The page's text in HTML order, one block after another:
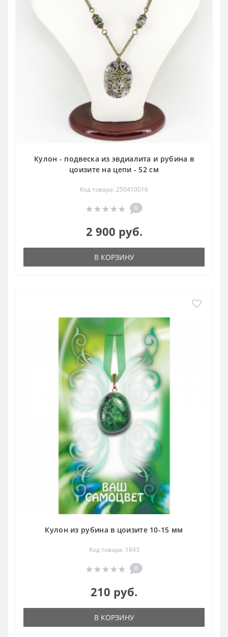
Кулон - подвеска из эвдиалита и рубина в
цоизите на цепи - 52 см
Код товара: 250410016
0
2 900 руб.
В КОРЗИНУ
Кулон из рубина в цоизите 10-15 мм
Код товара: 1843
0
210 руб.
В КОРЗИНУ